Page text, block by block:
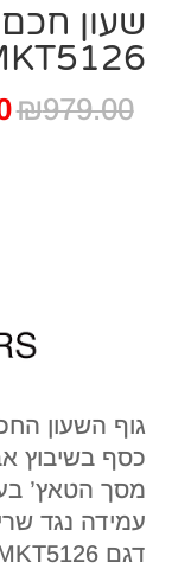
שעון
₪979.00
גוף השעון
כסף בשיבוץ
מסך הטאץ’
עמידה נגד